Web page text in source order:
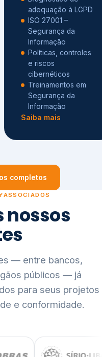
adequação à LGPD
ISO 27001 –
Segurança da
Informação
Políticas, controles
e riscos
cibernéticos
Treinamentos em
Segurança da
Informação
Saiba mais
completos
nossos
— entre bancos,
públicos — já
para seus projetos
e conformidade.